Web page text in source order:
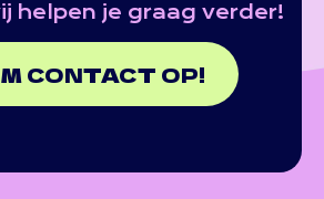
helpen je graag verder!
CONTACT OP!